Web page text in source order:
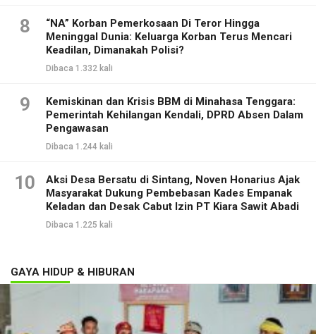
8
“NA” Korban Pemerkosaan Di Teror Hingga
Meninggal Dunia: Keluarga Korban Terus Mencari
Keadilan, Dimanakah Polisi?
Dibaca 1.332 kali
9
Kemiskinan dan Krisis BBM di Minahasa Tenggara:
Pemerintah Kehilangan Kendali, DPRD Absen Dalam
Pengawasan
Dibaca 1.244 kali
10
Aksi Desa Bersatu di Sintang, Noven Honarius Ajak
Masyarakat Dukung Pembebasan Kades Empanak
Keladan dan Desak Cabut Izin PT Kiara Sawit Abadi
Dibaca 1.225 kali
GAYA HIDUP & HIBURAN